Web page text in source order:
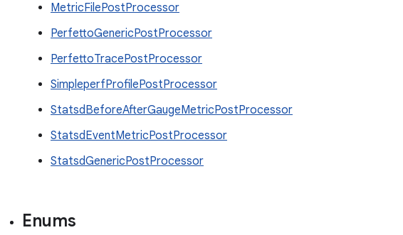
MetricFilePostProcessor
PerfettoGenericPostProcessor
PerfettoTracePostProcessor
SimpleperfProfilePostProcessor
StatsdBeforeAfterGaugeMetricPostProcessor
StatsdEventMetricPostProcessor
StatsdGenericPostProcessor
Enums